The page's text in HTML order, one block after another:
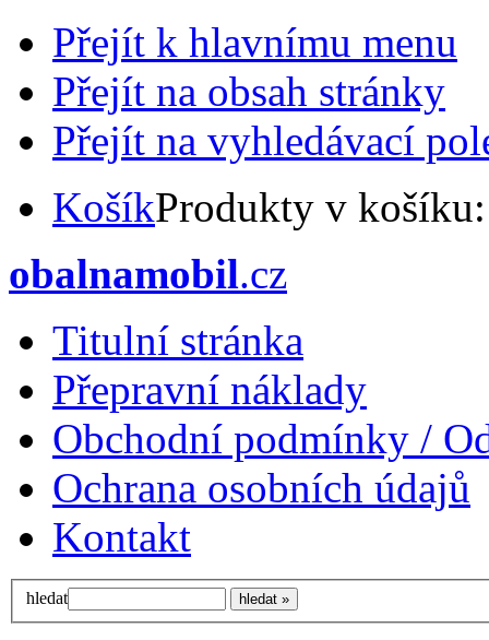
Přejít k hlavnímu menu
Přejít na obsah stránky
Přejít na vyhledávací
KošíkProdukty v
obalnamobil.cz
Titulní stránka
Přepravní náklady
Obchodní podmínky /
Ochrana osobních údajů
Kontakt
hledat